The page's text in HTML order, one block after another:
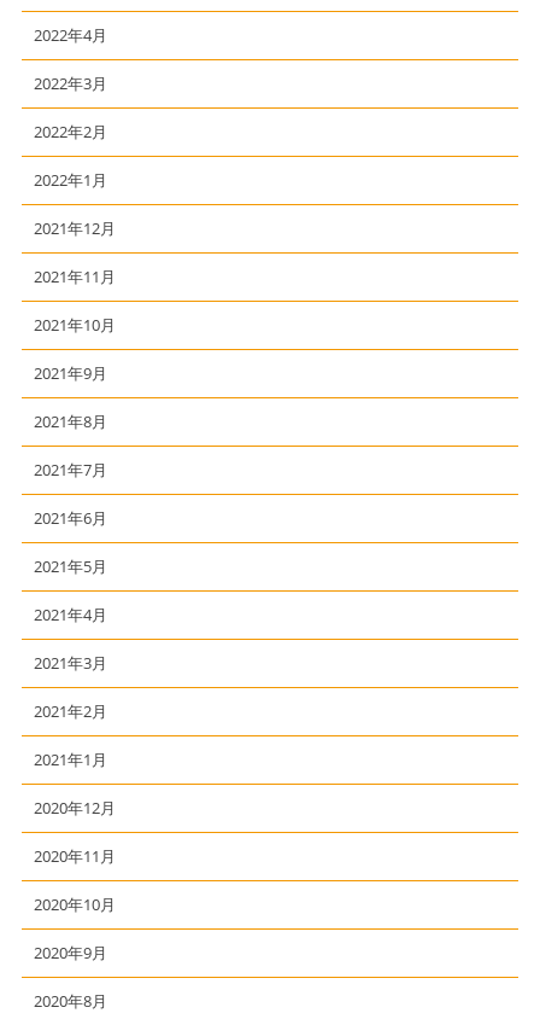
2022年4月
2022年3月
2022年2月
2022年1月
2021年12月
2021年11月
2021年10月
2021年9月
2021年8月
2021年7月
2021年6月
2021年5月
2021年4月
2021年3月
2021年2月
2021年1月
2020年12月
2020年11月
2020年10月
2020年9月
2020年8月